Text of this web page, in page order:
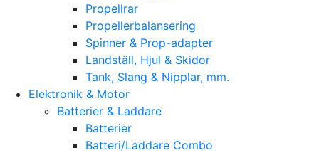
Propellrar
Propellerbalansering
Spinner & Prop-adapter
Landställ, Hjul & Skidor
Tank, Slang & Nipplar, mm.
Elektronik & Motor
Batterier & Laddare
Batterier
Batteri/Laddare Combo